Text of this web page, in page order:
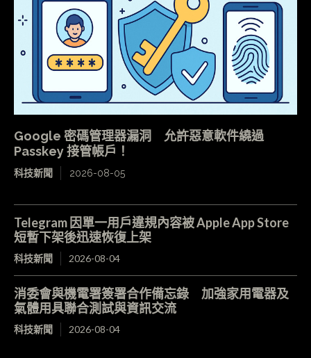
Google 密碼管理器漏洞 允許惡意軟件繞過
Passkey 接管帳戶！
科技新聞 2026-08-05
Telegram 因單一用戶違規內容被 Apple App Store
短暫下架後迅速恢復上架
科技新聞 2026-08-04
消委會與機電署簽署合作備忘錄 加強家用電器及
氣體用具聯合測試與資訊交流
科技新聞 2026-08-04